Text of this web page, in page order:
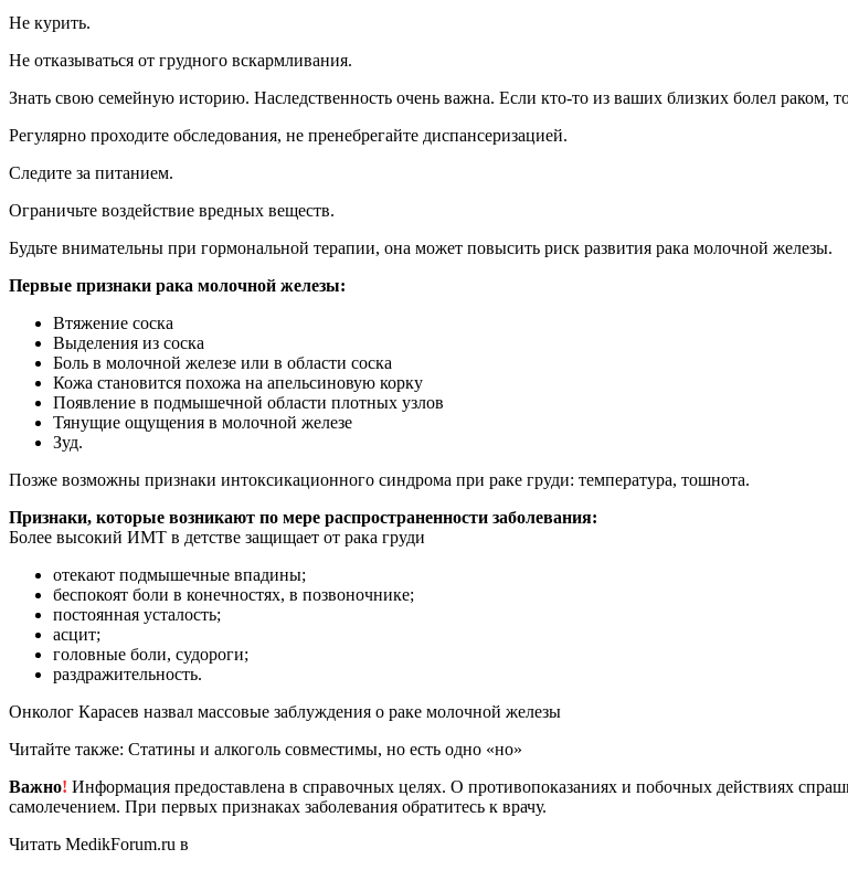
Не курить.
Не отказываться от грудного вскармливания.
Знать свою семейную историю. Наследственность очень важна. Если кто-то из ваших близких болел
Регулярно проходите обследования, не пренебрегайте диспансеризацией.
Следите за питанием.
Ограничьте воздействие вредных веществ.
Будьте внимательны при гормональной терапии, она может повысить риск развития рака молочной железы.
Первые признаки рака молочной железы:
Втяжение соска
Выделения из соска
Боль в молочной железе или в области соска
Кожа становится похожа на апельсиновую корку
Появление в подмышечной области плотных узлов
Тянущие ощущения в молочной железе
Зуд.
Позже возможны признаки интоксикационного синдрома при раке груди: температура, тошнота.
Признаки, которые возникают по мере распространенности заболевания:
Более высокий ИМТ в детстве защищает от рака груди
отекают подмышечные впадины;
беспокоят боли в конечностях, в позвоночнике;
постоянная усталость;
асцит;
головные боли, судороги;
раздражительность.
Онколог Карасев назвал массовые заблуждения о раке молочной железы
Читайте также: Статины и алкоголь совместимы, но есть одно «но»
Важно! Информация предоставлена в справочных целях. О противопоказаниях и побочных действиях
самолечением. При первых признаках заболевания обратитесь к врачу.
Читать MedikForum.ru в